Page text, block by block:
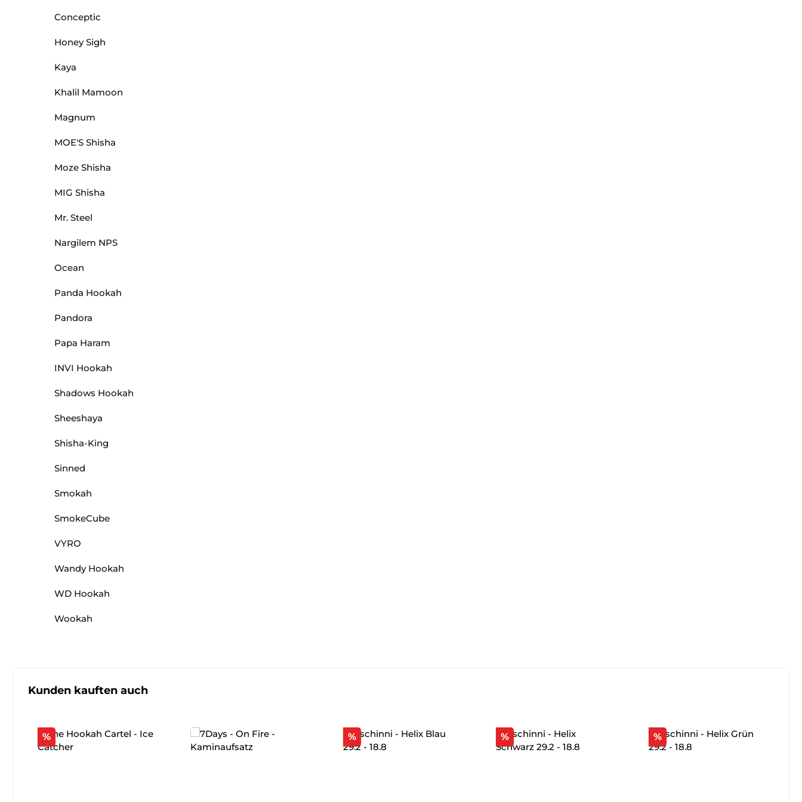
Conceptic
Honey Sigh
Kaya
Khalil Mamoon
Magnum
MOE'S Shisha
Moze Shisha
MIG Shisha
Mr. Steel
Nargilem NPS
Ocean
Panda Hookah
Pandora
Papa Haram
INVI Hookah
Shadows Hookah
Sheeshaya
Shisha-King
Sinned
Smokah
SmokeCube
VYRO
Wandy Hookah
WD Hookah
Wookah
Produktgalerie überspringen
Kunden kauften auch
%Rabatt %Rabatt %Rabatt %Rabatt